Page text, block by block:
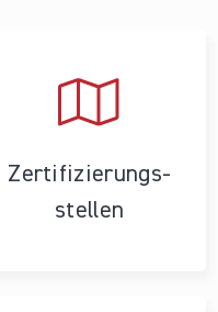
Zertifizierungs­
stellen